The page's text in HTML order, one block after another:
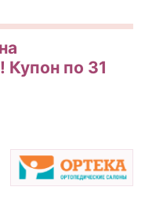
Купон по 31